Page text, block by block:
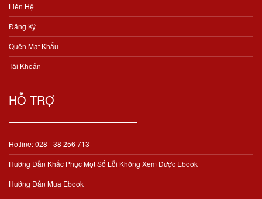
Liên Hệ
Đăng Ký
Quên Mật Khẩu
Tài Khoản
HỖ TRỢ
Hotline: 028 - 38 256 713
Hướng Dẫn Khắc Phục Một Số Lỗi Không Xem Được Ebook
Hướng Dẫn Mua Ebook